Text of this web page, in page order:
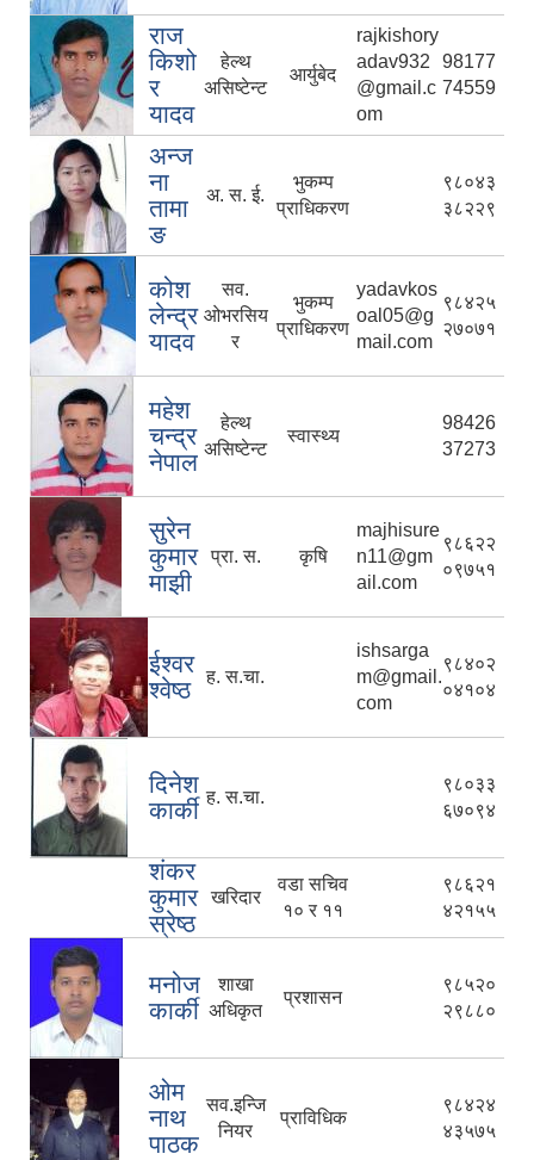
राज
किशो
र
यादव
हेल्थ
असिष्टेन्ट
आर्युबेद
rajkishory
adav932
@gmail.c
om
98177
74559
अन्ज
ना
तामा
ङ
अ. स. ई.
भुकम्प
प्राधिकरण
९८०४३
३८२२९
कोश
लेन्द्र
यादव
सव.
ओभरसिय
र
भुकम्प
प्राधिकरण
yadavkos
oal05@g
mail.com
९८४२५
२७०७१
महेश
चन्द्र
नेपाल
हेल्थ
असिष्टेन्ट
स्वास्थ्य
98426
37273
सुरेन
कुमार
माझी
प्रा. स. कृषि
majhisure
n11@gm
ail.com
९८६२२
०९७५१
ईश्वर
श्वेष्ठ
ह. स.चा.
ishsarga
m@gmail.
com
९८४०२
०४१०४
दिनेश
कार्की ह. स.चा.
९८०३३
६७०९४
शंकर
कुमार
स्रेष्ठ
खरिदार
वडा सचिव
१० र ११
९८६२१
४२१५५
मनोज
कार्की
शाखा
अधिकृत
प्रशासन
९८५२०
२९८८०
ओम
नाथ
पाठक
सव.इन्जि
नियर
प्राविधिक
९८४२४
४३५७५